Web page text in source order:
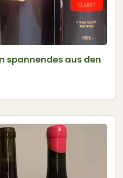
spannendes aus den